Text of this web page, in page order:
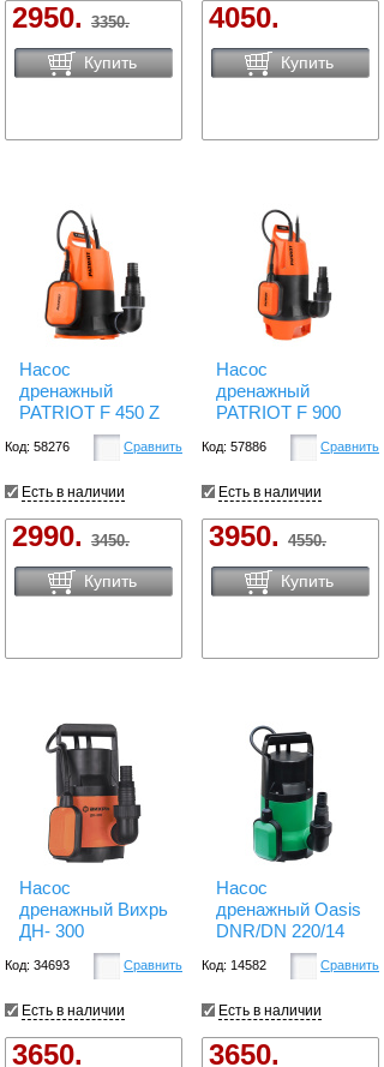
2950. 3350.
Купить
4050.
Купить
Насос
дренажный
PATRIOT F 450 Z
Код: 58276 Сравнить
Есть в наличии
2990. 3450.
Купить
Насос
дренажный
PATRIOT F 900
Код: 57886 Сравнить
Есть в наличии
3950. 4550.
Купить
Насос
дренажный Вихрь
ДН- 300
Код: 34693 Сравнить
Есть в наличии
3650.
Насос
дренажный Oasis
DNR/DN 220/14
Код: 14582 Сравнить
Есть в наличии
3650.